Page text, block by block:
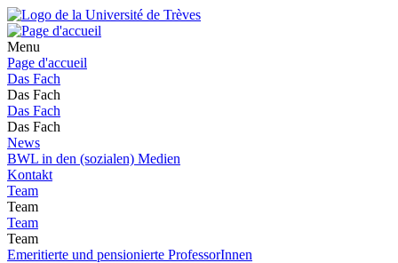
Menu
Page d'accueil
Das Fach
Das Fach
Das Fach
Das Fach
News
BWL in den (sozialen) Medien
Kontakt
Team
Team
Team
Team
Emeritierte und pensionierte ProfessorInnen